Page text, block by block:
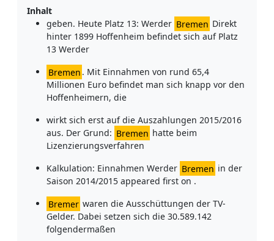
Inhalt
geben. Heute Platz 13: Werder Bremen Direkt
hinter 1899 Hoffenheim befindet sich auf Platz
13 Werder
Bremen . Mit Einnahmen von rund 65,4
Millionen Euro befindet man sich knapp vor den
Hoffenheimern, die
wirkt sich erst auf die Auszahlungen 2015/2016
aus. Der Grund: Bremen hatte beim
Lizenzierungsverfahren
Kalkulation: Einnahmen Werder Bremen in der
Saison 2014/2015 appeared first on .
Bremer waren die Ausschüttungen der TV-
Gelder. Dabei setzen sich die 30.589.142
folgendermaßen